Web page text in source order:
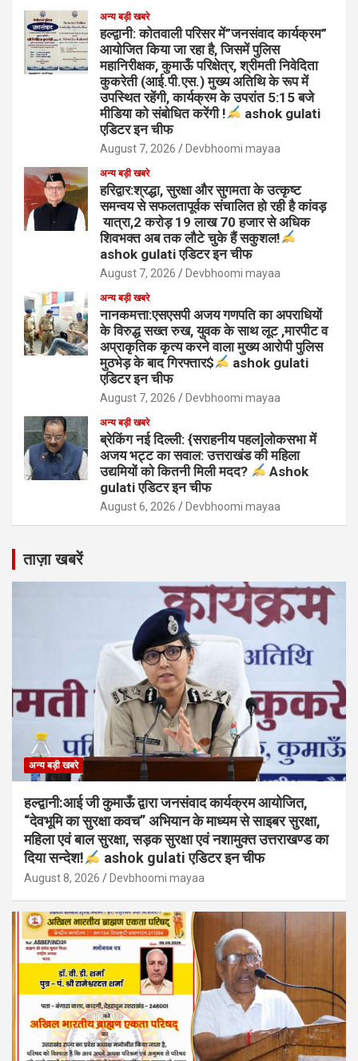
अन्य बड़ी खबरे
हल्द्वानी: कोतवाली परिसर में”जनसंवाद कार्यक्रम”
आयोजित किया जा रहा है, जिसमें पुलिस
महानिरीक्षक, कुमाऊँ परिक्षेत्र, श्रीमती निवेदिता
कुकरेती (आई.पी.एस.) मुख्य अतिथि के रूप में
उपस्थित रहेंगी, कार्यक्रम के उपरांत 5:15 बजे
मीडिया को संबोधित करेंगी !
ashok gulati
एडिटर इन चीफ
August 7, 2026 Devbhoomi mayaa
अन्य बड़ी खबरे
हरिद्वार:श्रद्धा, सुरक्षा और सुगमता के उत्कृष्ट
समन्वय से सफलतापूर्वक संचालित हो रही है कांवड़
यात्रा,2 करोड़ 19 लाख 70 हजार से अधिक
शिवभक्त अब तक लौटे चुके हैं सकुशल!
ashok gulati एडिटर इन चीफ
August 7, 2026 Devbhoomi mayaa
अन्य बड़ी खबरे
नानकमत्ता:एसएसपी अजय गणपति का अपराधियों
के विरुद्ध सख्त रुख, युवक के साथ लूट ,मारपीट व
अप्राकृतिक कृत्य करने वाला मुख्य आरोपी पुलिस
मुठभेड़ के बाद गिरफ्तार$
ashok gulati
एडिटर इन चीफ
August 7, 2026 Devbhoomi mayaa
अन्य बड़ी खबरे
ब्रेकिंग नई दिल्ली: {सराहनीय पहल]लोकसभा में
अजय भट्ट का सवाल: उत्तराखंड की महिला
उद्यमियों को कितनी मिली मदद?
Ashok
gulati एडिटर इन चीफ
August 6, 2026 Devbhoomi mayaa
ताज़ा खबरें
अन्य बड़ी खबरे
हल्द्वानी:आई जी कुमाऊँ द्वारा जनसंवाद कार्यक्रम आयोजित,
“देवभूमि का सुरक्षा कवच” अभियान के माध्यम से साइबर सुरक्षा,
महिला एवं बाल सुरक्षा, सड़क सुरक्षा एवं नशामुक्त उत्तराखण्ड का
दिया सन्देश!
ashok gulati एडिटर इन चीफ
August 8, 2026 Devbhoomi mayaa